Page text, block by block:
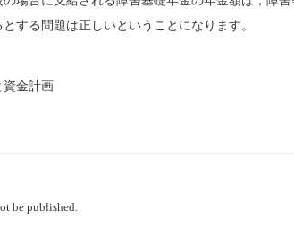
する問題は正しいということになります。
資金計画
be published.